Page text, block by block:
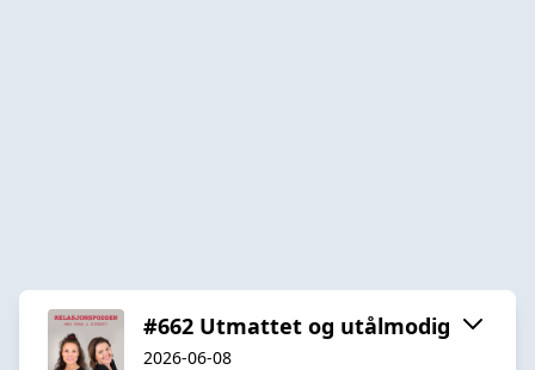
#662 Utmattet og utålmodig
2026-06-08